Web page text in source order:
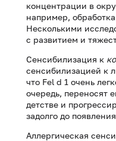
концентрации в
например,
Несколькими
с развитием и
Сенсибилизация к
сенсибилизацией к
что Fel d 1 очень
очередь, переносят
детстве и
задолго до
Аллергическая